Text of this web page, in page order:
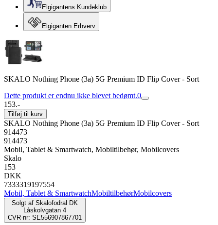
Elgigantens Kundeklub
Elgiganten Erhverv
SKALO Nothing Phone (3a) 5G Premium ID Flip Cover - Sort
Dette produkt er endnu ikke blevet bedømt.0
153.-
Tilføj til kurv
SKALO Nothing Phone (3a) 5G Premium ID Flip Cover - Sort
914473
914473
Mobil, Tablet & Smartwatch, Mobiltilbehør, Mobilcovers
Skalo
153
DKK
7333319197554
Mobil, Tablet & SmartwatchMobiltilbehørMobilcovers
Solgt af Skalofodral DK
Låskolvgatan 4
CVR-nr: SE556907867701